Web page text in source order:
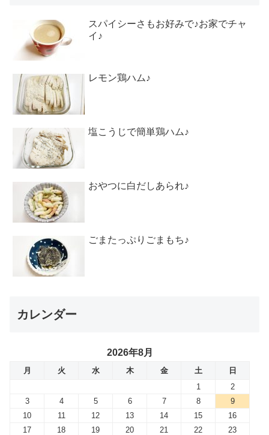
スパイシーさもお好みで♪お家でチャ
イ♪
レモン鶏ハム♪
塩こうじで簡単鶏ハム♪
おやつに白だしあられ♪
ごまたっぷりごまもち♪
カレンダー
2026年8月
月 火 水 木 金 土
日
1
2
3
4 5 6 7 8
9
10
11 12 13 14 15
16
17
18 19 20 21 22
23